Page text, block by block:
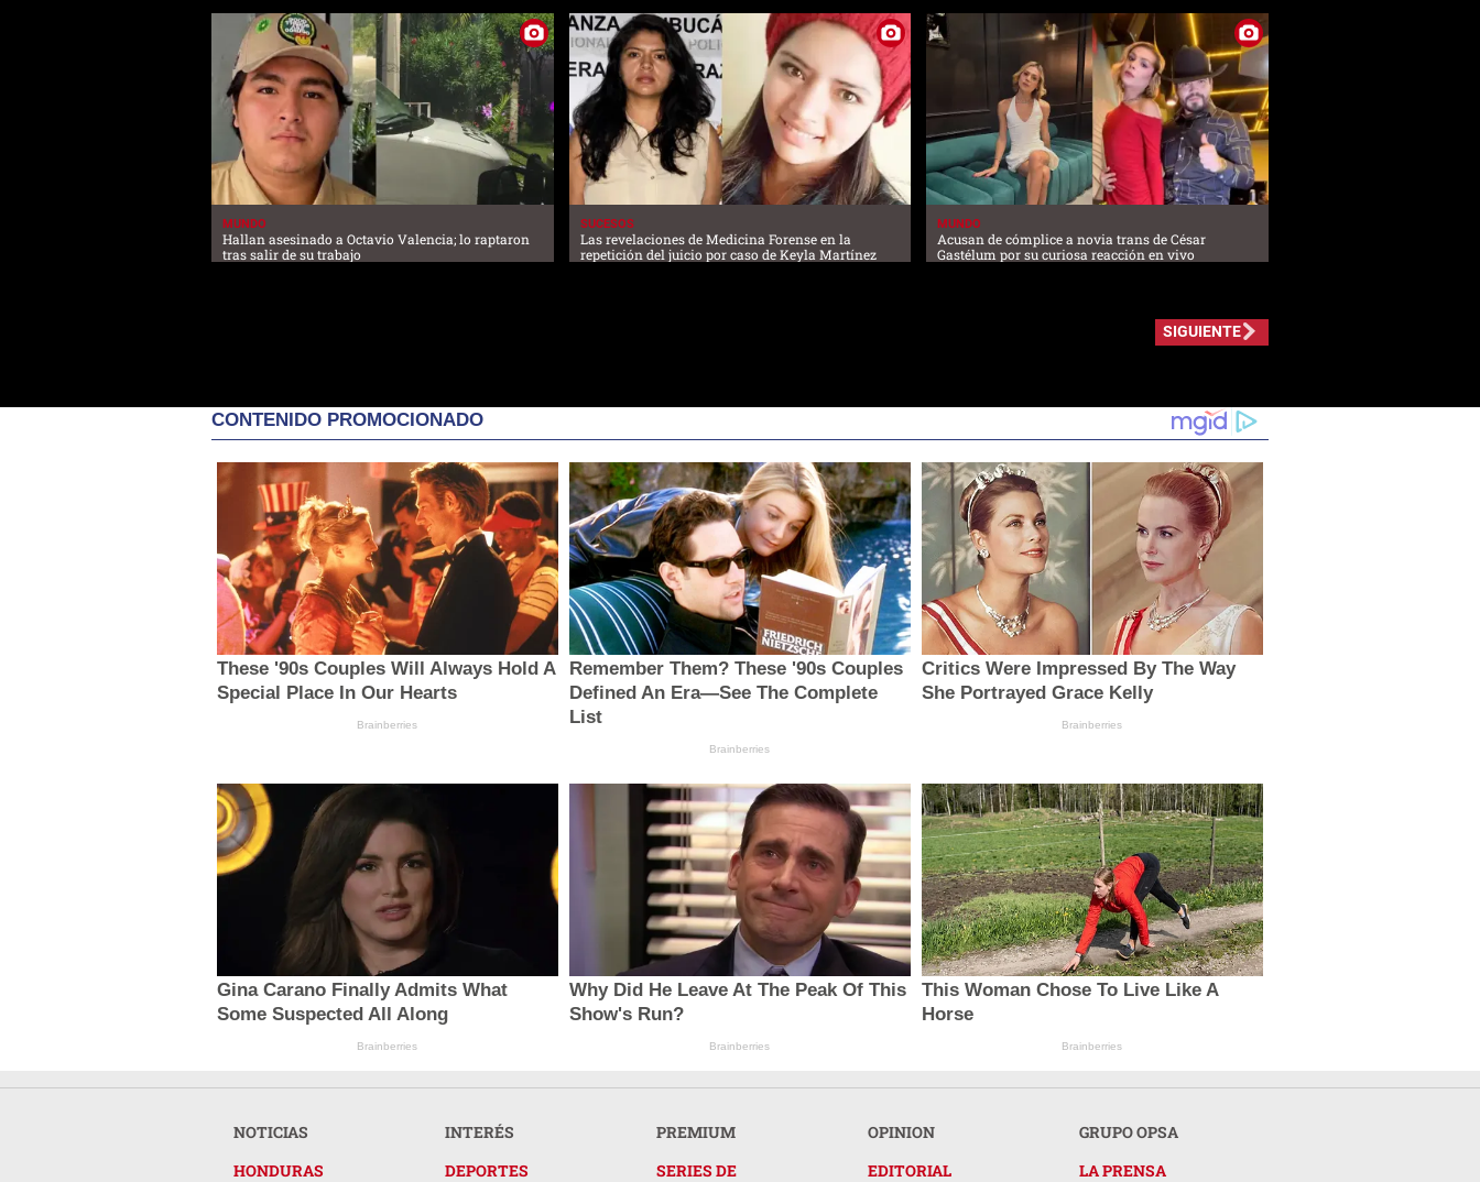
MUNDO
Hallan asesinado a Octavio Valencia; lo raptaron
tras salir de su trabajo
SUCESOS
Las revelaciones de Medicina Forense en la
repetición del juicio por caso de Keyla Martínez
MUNDO
Acusan de cómplice a novia trans de César
Gastélum por su curiosa reacción en vivo
SIGUIENTE
CONTENIDO PROMOCIONADO
These '90s Couples Will Always Hold A
Special Place In Our Hearts
Brainberries
Remember Them? These '90s Couples
Defined An Era—See The Complete
List
Brainberries
Critics Were Impressed By The Way
She Portrayed Grace Kelly
Brainberries
Gina Carano Finally Admits What
Some Suspected All Along
Brainberries
Why Did He Leave At The Peak Of This
Show's Run?
Brainberries
This Woman Chose To Live Like A
Horse
Brainberries
NOTICIAS
HONDURAS
INTERÉS
DEPORTES
PREMIUM
SERIES DE
OPINION
EDITORIAL
GRUPO OPSA
LA PRENSA